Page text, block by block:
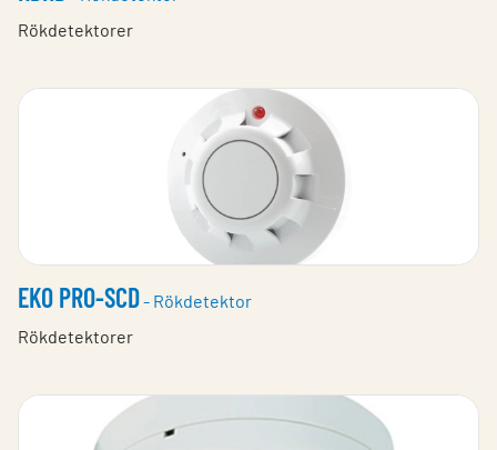
Rökdetektorer
EKO PRO-SCD- Rökdetektor
Rökdetektorer